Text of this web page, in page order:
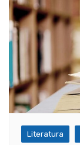
Literatura